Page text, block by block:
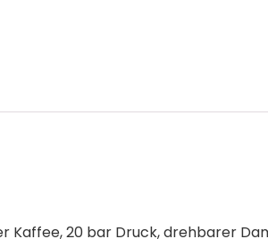
Kaffee, 20 bar Druck, drehbarer